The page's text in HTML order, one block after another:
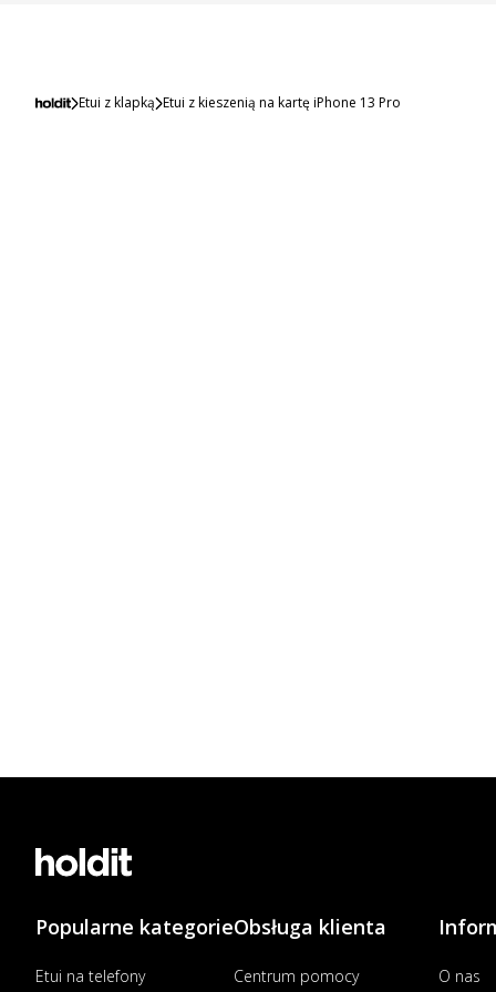
Etui z klapką Etui z kieszenią na kartę iPhone 13 Pro
Popularne kategorie
Etui na telefony
Obsługa klienta
Centrum pomocy O nas